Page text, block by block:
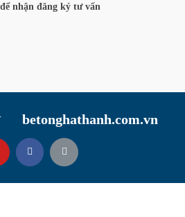
nhận đăng ký tư vấn
betonghathanh.com.vn